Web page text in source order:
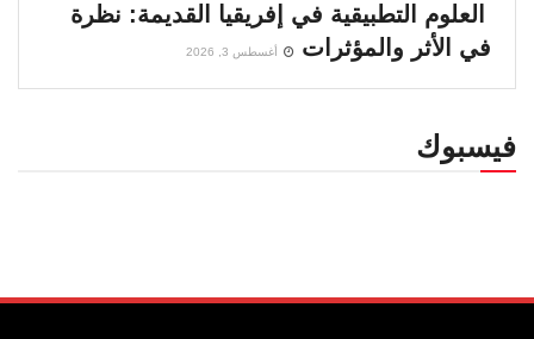
العلوم التطبيقية في إفريقيا القديمة: نظرة
في الأثر والمؤثرات
أغسطس 3, 2026
فيسبوك